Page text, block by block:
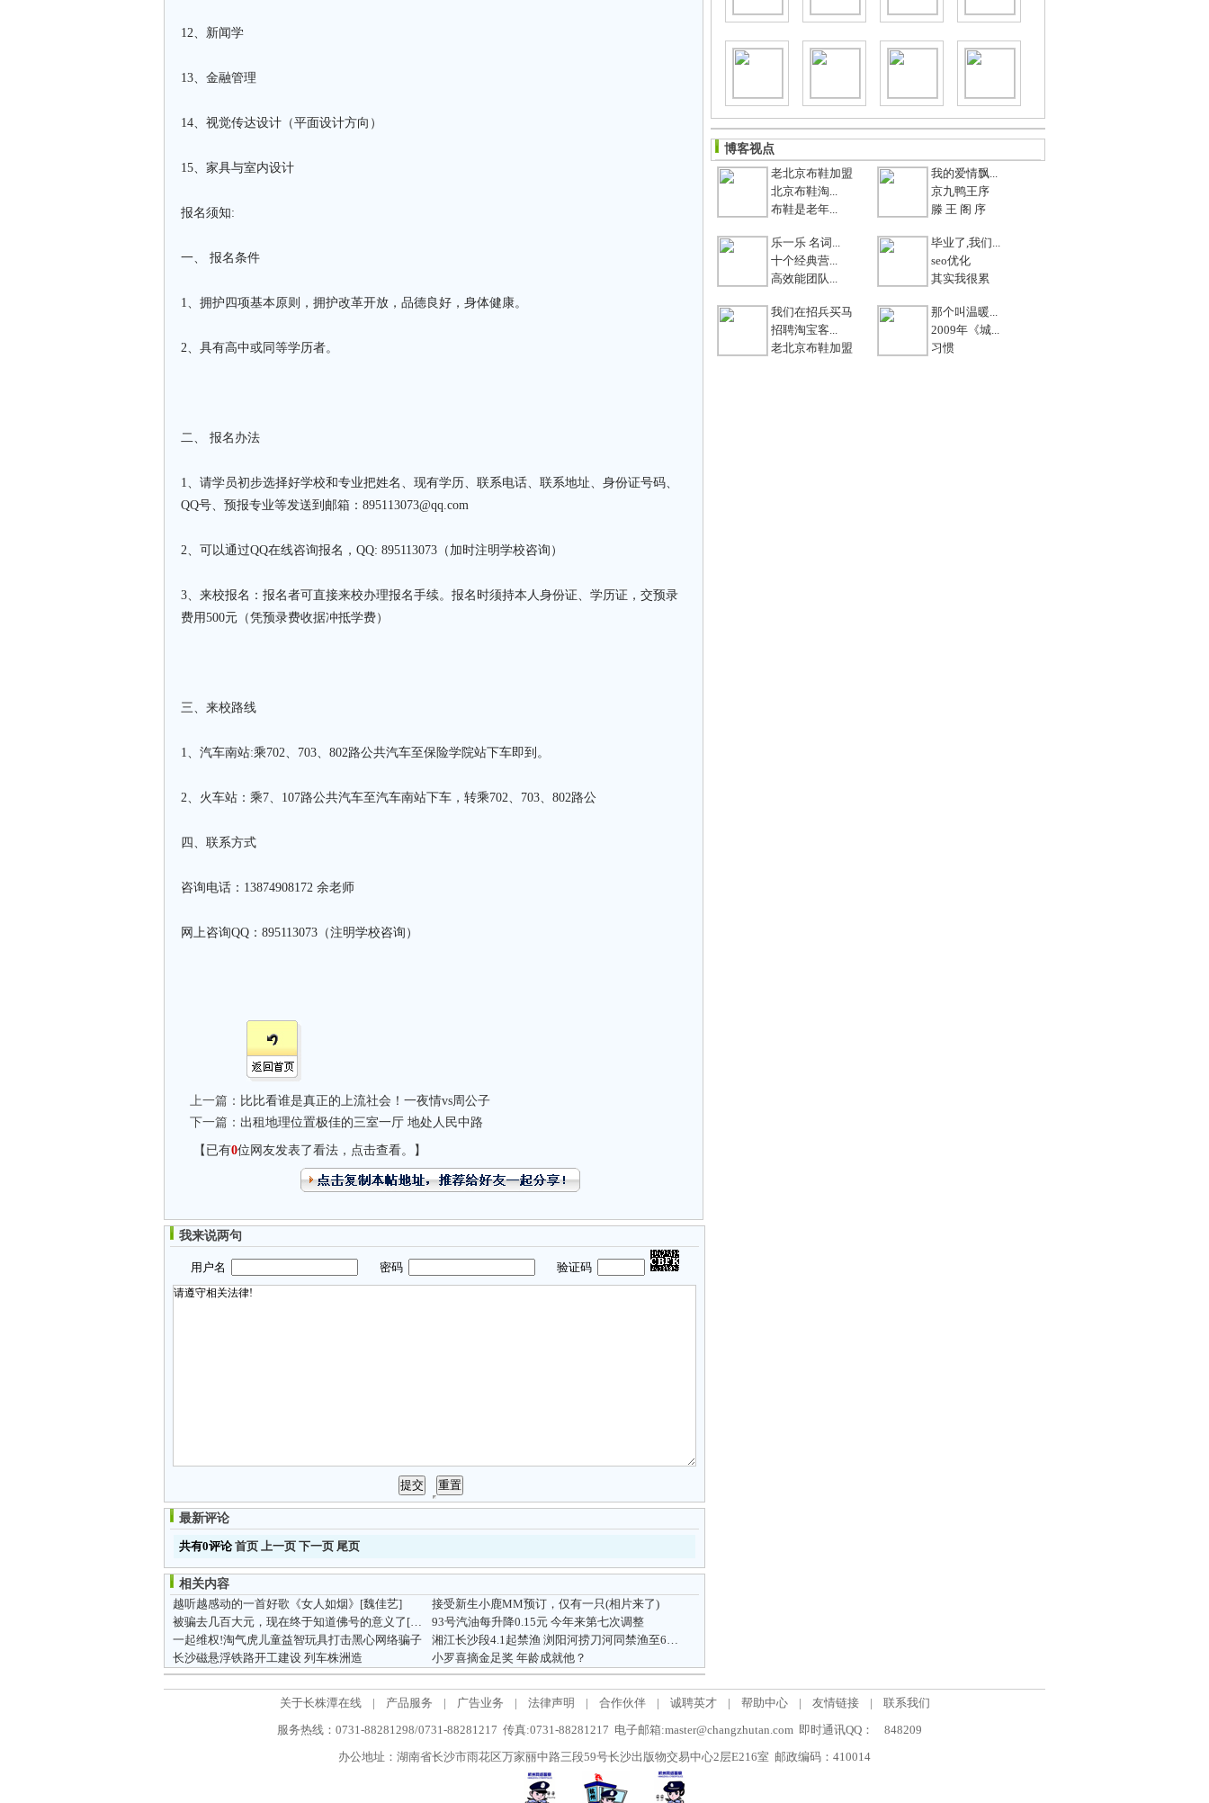
12、新闻学
13、金融管理
14、视觉传达设计（平面设计方向）
15、家具与室内设计
报名须知:
一、 报名条件
1、拥护四项基本原则，拥护改革开放，品德良好，身体健康。
2、具有高中或同等学历者。
二、 报名办法
1、请学员初步选择好学校和专业把姓名、现有学历、联系电话、联系地址、身份证号码、
QQ号、预报专业等发送到邮箱：895113073@qq.com
2、可以通过QQ在线咨询报名，QQ: 895113073（加时注明学校咨询）
3、来校报名：报名者可直接来校办理报名手续。报名时须持本人身份证、学历证，交预录
费用500元（凭预录费收据冲抵学费）
三、来校路线
1、汽车南站:乘702、703、802路公共汽车至保险学院站下车即到。
2、火车站：乘7、107路公共汽车至汽车南站下车，转乘702、703、802路公
四、联系方式
咨询电话：13874908172 余老师
网上咨询QQ：895113073（注明学校咨询）
上一篇： 比比看谁是真正的上流社会！一夜情vs周公子
下一篇： 出租地理位置极佳的三室一厅 地处人民中路
【已有0位网友发表了看法，点击查看。】
我来说两句
用户名 密码 验证码
最新评论
共有0评论首页 上一页 下一页 尾页
相关内容
越听越感动的一首好歌《女人如烟》[魏佳艺]
接受新生小鹿MM预订，仅有一只(相片来了)
被骗去几百大元，现在终于知道佛号的意义了[转帖] [分享]
93号汽油每升降0.15元 今年来第七次调整
一起维权!淘气虎儿童益智玩具打击黑心网络骗子
湘江长沙段4.1起禁渔 浏阳河捞刀河同禁渔至6月30日
长沙磁悬浮铁路开工建设 列车株洲造
小罗喜摘金足奖 年龄成就他？
博客视点
老北京布鞋加盟
北京布鞋淘...
布鞋是老年...
我的爱情飘...
京九鸭王序
滕 王 阁 序
乐一乐 名词...
十个经典营...
高效能团队...
毕业了,我们...
seo优化
其实我很累
我们在招兵买马
招聘淘宝客...
老北京布鞋加盟
那个叫温暖...
2009年《城...
习惯
关于长株潭在线 | 产品服务 | 广告业务 | 法律声明 | 合作伙伴 | 诚聘英才 | 帮助中心 | 友情链接 |
联系我们
服务热线：0731-88281298/0731-88281217 传真:0731-88281217 电子邮箱:master@changzhutan.com 即时通讯QQ：
848209
办公地址：湖南省长沙市雨花区万家丽中路三段59号长沙出版物交易中心2层E216室 邮政编码：410014